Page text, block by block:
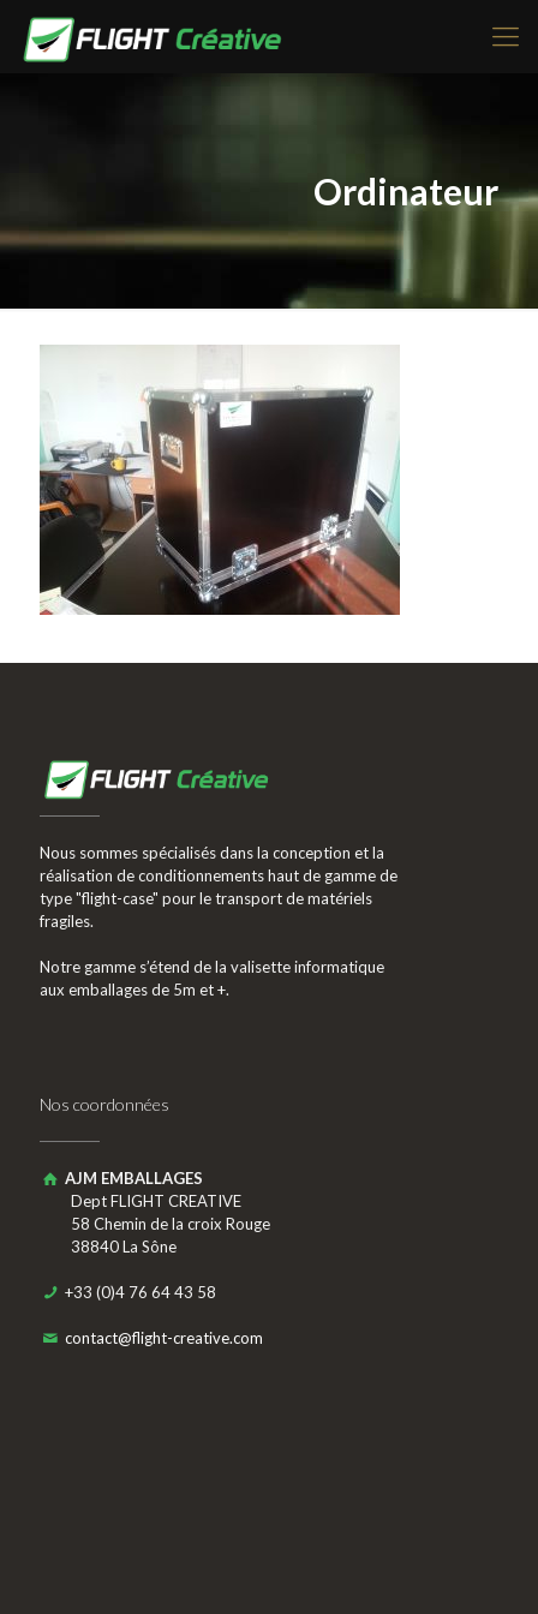
Ordinateur
Nous sommes spécialisés dans la conception et la
réalisation de conditionnements haut de gamme de
type "flight-case" pour le transport de matériels
fragiles.
Notre gamme s’étend de la valisette informatique
aux emballages de 5m et +.
Nos coordonnées
AJM EMBALLAGES
Dept FLIGHT CREATIVE
58 Chemin de la croix Rouge
38840 La Sône
+33 (0)4 76 64 43 58
contact@flight-creative.com